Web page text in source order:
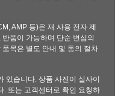
AMP 등)은 재 사용 전자 제
품이 가능하며 단순 변심의
목은 별도 안내 및 동의 절차
있습니다. 상품 사진이 실사이
. 또는 고객센터로 확인 요청하